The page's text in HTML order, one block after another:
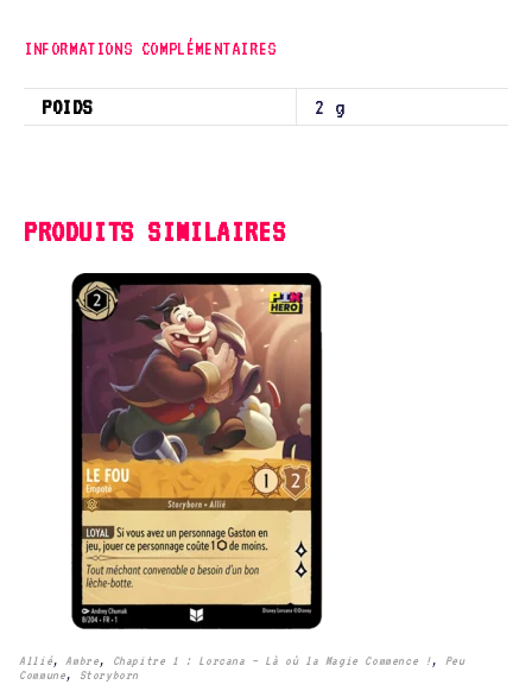
INFORMATIONS COMPLÉMENTAIRES
POIDS 2 g
PRODUITS SIMILAIRES
Allié, Ambre, Chapitre 1 : Lorcana – Là où la Magie Commence !,
Peu
Commune, Storyborn